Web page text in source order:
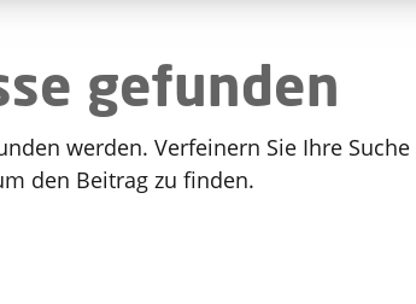
gefunden
werden. Verfeinern Sie Ihre
den Beitrag zu finden.